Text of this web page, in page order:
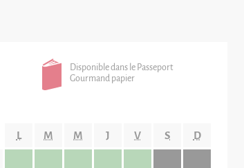
Disponible dans le Passeport
Gourmand papier
L M M J V S D